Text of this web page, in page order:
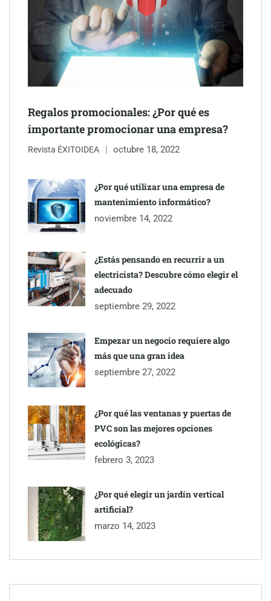
impermeabilización de las viviendas antes de las vacaciones
Servimudanzas supera las 3.000 reseñas con 4,8 estrellas en
mudanzas en Barcelona
Regalos promocionales: ¿Por qué es
importante promocionar una empresa?
Revista ÉXITOIDEA octubre 18, 2022
¿Por qué utilizar una empresa de
mantenimiento informático?
noviembre 14, 2022
¿Estás pensando en recurrir a un
electricista? Descubre cómo elegir el
adecuado
septiembre 29, 2022
Empezar un negocio requiere algo
más que una gran idea
septiembre 27, 2022
¿Por qué las ventanas y puertas de
PVC son las mejores opciones
ecológicas?
febrero 3, 2023
¿Por qué elegir un jardín vertical
artificial?
marzo 14, 2023